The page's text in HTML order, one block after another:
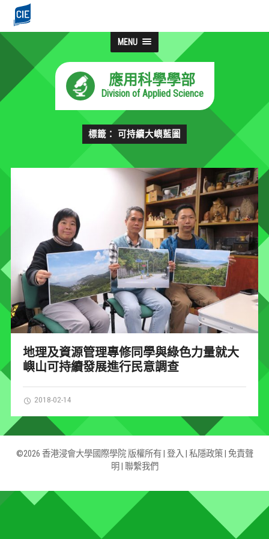
MENU
應用科學學部
Division of Applied Science
標籤： 可持續大嶼藍圖
地理及資源管理專修同學與綠色力量就大
嶼山可持續發展進行民意調查
2018-02-14
©2026 香港浸會大學國際學院 版權所有 | 登入 私隱政策| 免責聲
明 聯繫我們